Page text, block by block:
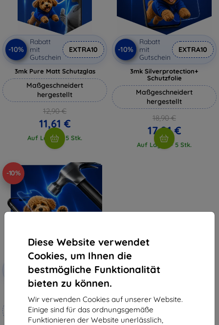
Diese Website verwendet
Cookies, um Ihnen die
bestmögliche Funktionalität
bieten zu können.
Wir verwenden Cookies auf unserer Website.
Einige sind für das ordnungsgemäße
Funktionieren der Website unerlässlich,
-10%
Rabatt
mit
Gutschein
EXTRA10
3mk Pure Matt Schutzglas
Maßgeschneidert
hergestellt
12,90 €
11,61 €
Auf Lager > 5 Stk.
-10%
Rabatt
mit
Gutschein
EXTRA10
3mk Silverprotection+
Schutzfolie
Maßgeschneidert
hergestellt
18,90 €
17,01 €
Auf Lager > 5 Stk.
-10%
Rabatt
mit
Gutschein
EXTRA10
Maßgeschneidert
hergestellt